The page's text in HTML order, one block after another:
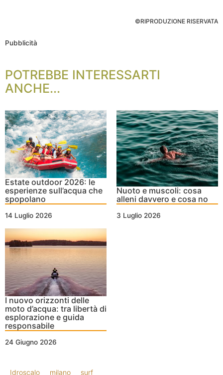
©RIPRODUZIONE RISERVATA
Pubblicità
POTREBBE INTERESSARTI
ANCHE...
Estate outdoor 2026: le
esperienze sull’acqua che
spopolano
14 Luglio 2026
Nuoto e muscoli: cosa
alleni davvero e cosa no
3 Luglio 2026
I nuovo orizzonti delle
moto d’acqua: tra libertà di
esplorazione e guida
responsabile
24 Giugno 2026
Idroscalo milano surf